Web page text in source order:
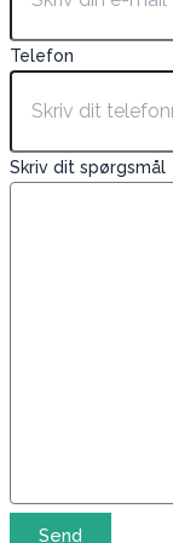
Telefon
Skriv dit spørgsmål